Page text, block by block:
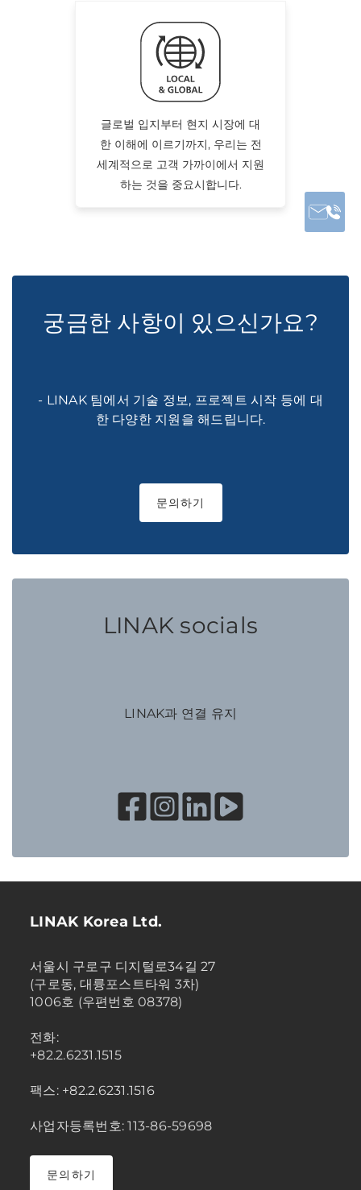
글로벌 입지부터 현지 시장에 대
한 이해에 이르기까지, 우리는 전
세계적으로 고객 가까이에서 지원
하는 것을 중요시합니다.
궁금한 사항이 있으신가요?
- LINAK 팀에서 기술 정보, 프로젝트 시작 등에 대
한 다양한 지원을 해드립니다.
문의하기
LINAK socials
LINAK과 연결 유지
LINAK Korea Ltd.
서울시 구로구 디지털로34길 27
(구로동, 대륭포스트타워 3차)
1006호 (우편번호 08378)
전화:
+82.2.6231.1515
팩스: +82.2.6231.1516
사업자등록번호: 113-86-59698
문의하기